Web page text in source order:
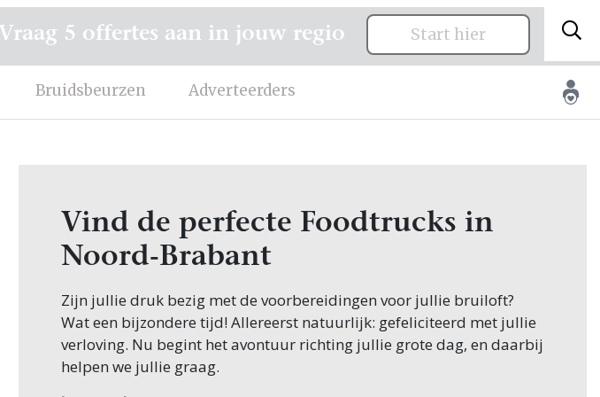
Bruidsbeurzen Adverteerders
Vraag 5 offertes aan in jouw regio Start hier
Vind de perfecte Foodtrucks in
Noord-Brabant
Zijn jullie druk bezig met de voorbereidingen voor jullie bruiloft?
Wat een bijzondere tijd! Allereerst natuurlijk: gefeliciteerd met jullie
verloving. Nu begint het avontuur richting jullie grote dag, en daarbij
helpen we jullie graag.